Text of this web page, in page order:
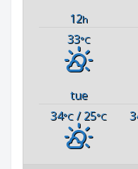
12h
33°C
tue
34°C / 25°C